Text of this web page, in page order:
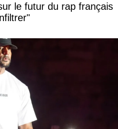
le futur du rap français